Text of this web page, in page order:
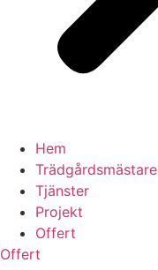
Hem
Trädgårdsmästare
Tjänster
Projekt
Offert
Offert